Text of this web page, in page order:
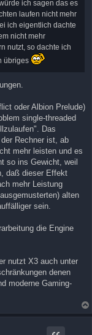
ich sagen das es
laufen nicht mehr
ich eigentlich dachte
nicht mehr
nutzt, so dachte ich
übriges
oder Albion Prelude)
single-threaded
Das
Rechner ist, ab
mehr leisten und es
so ins Gewicht, weil
daß dieser Effekt
mehr Leistung
alten
sein.
die Engine
nutzt X3 auch unter
denen
moderne Gaming-